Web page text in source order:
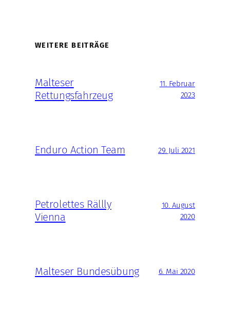
WEITERE BEITRÄGE
Malteser
Rettungsfahrzeug
11. Februar
2023
Enduro Action Team 29. Juli 2021
Petrolettes Rällly
Vienna
10. August
2020
Malteser Bundesübung 6. Mai 2020